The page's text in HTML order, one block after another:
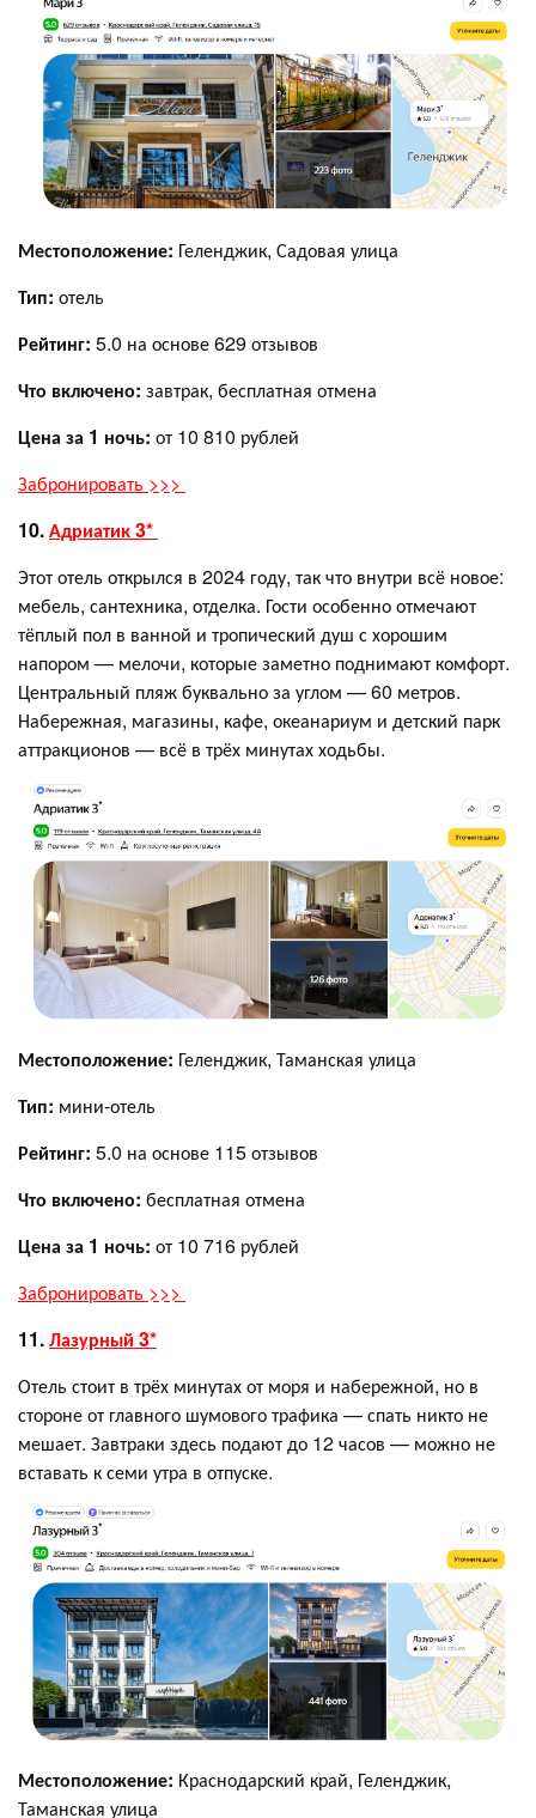
Местоположение: Геленджик, Садовая улица
Тип: отель
Рейтинг: 5.0 на основе 629 отзывов
Что включено: завтрак, бесплатная отмена
Цена за 1 ночь: от 10 810 рублей
Забронировать >>>
10.Адриатик 3*
Этот отель открылся в 2024 году, так что внутри всё новое:
мебель, сантехника, отделка. Гости особенно отмечают
тёплый пол в ванной и тропический душ с хорошим
напором — мелочи, которые заметно поднимают комфорт.
Центральный пляж буквально за углом — 60 метров.
Набережная, магазины, кафе, океанариум и детский парк
аттракционов — всё в трёх минутах ходьбы.
Местоположение: Геленджик, Таманская улица
Тип: мини-отель
Рейтинг: 5.0 на основе 115 отзывов
Что включено: бесплатная отмена
Цена за 1 ночь: от 10 716 рублей
Забронировать >>>
11.Лазурный 3*
Отель стоит в трёх минутах от моря и набережной, но в
стороне от главного шумового трафика — спать никто не
мешает. Завтраки здесь подают до 12 часов — можно не
вставать к семи утра в отпуске.
Местоположение: Краснодарский край, Геленджик,
Таманская улица